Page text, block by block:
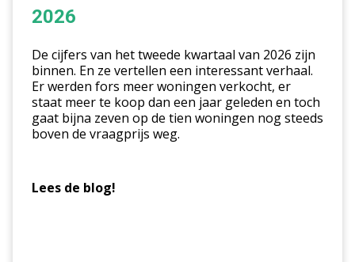
2026
De cijfers van het tweede kwartaal van 2026 zijn
binnen. En ze vertellen een interessant verhaal.
Er werden fors meer woningen verkocht, er
staat meer te koop dan een jaar geleden en toch
gaat bijna zeven op de tien woningen nog steeds
boven de vraagprijs weg.
Lees de blog!